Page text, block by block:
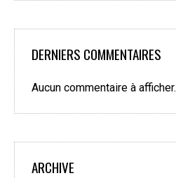
DERNIERS COMMENTAIRES
Aucun commentaire à afficher.
ARCHIVE